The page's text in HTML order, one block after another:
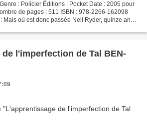
: Policier Éditions : Pocket Date : 2005 pour
de pages : 511 ISBN : 978-2266-162098
Mais où est donc passée Nell Ryder, quinze ans,
l'imperfection de Tal BEN-